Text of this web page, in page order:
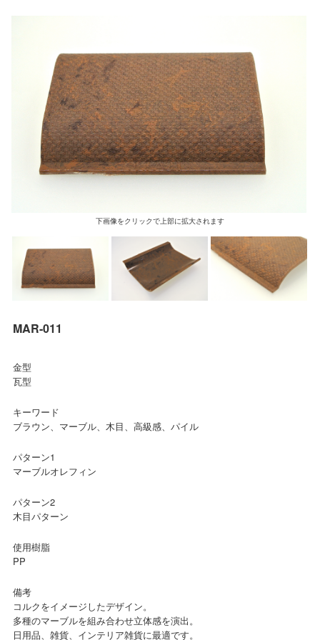
下画像をクリックで上部に拡大されます
MAR-011
金型
瓦型
キーワード
ブラウン、マーブル、木目、高級感、パイル
パターン1
マーブルオレフィン
パターン2
木目パターン
使用樹脂
PP
備考
コルクをイメージしたデザイン。
多種のマーブルを組み合わせ立体感を演出。
日用品、雑貨、インテリア雑貨に最適です。